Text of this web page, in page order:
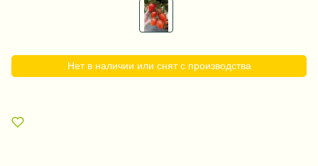
Нет в наличии или снят с производства